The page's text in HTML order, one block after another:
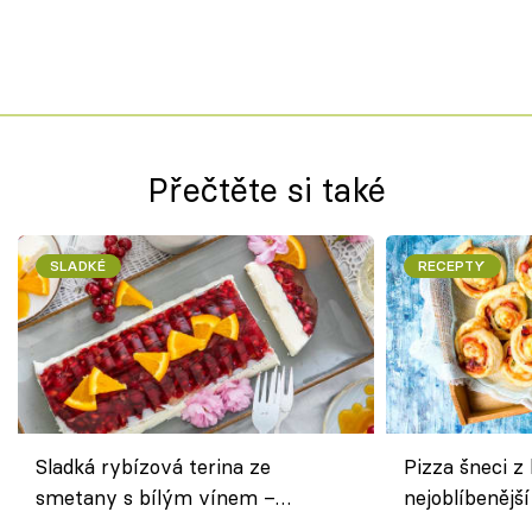
Přečtěte si také
SLADKÉ
Sladká rybízová terina ze
smetany s bílým vínem –
RECEPTY
Pizza šneci